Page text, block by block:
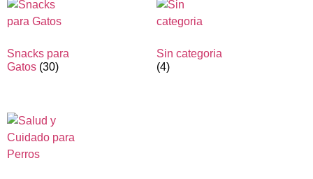
Snacks para
Gatos (30)
Sin categoria
(4)